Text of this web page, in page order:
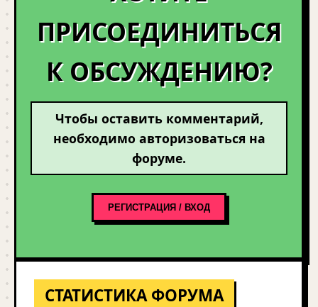
ПРИСОЕДИНИТЬСЯ
К ОБСУЖДЕНИЮ?
Чтобы оставить комментарий,
необходимо авторизоваться на
форуме.
РЕГИСТРАЦИЯ / ВХОД
СТАТИСТИКА ФОРУМА